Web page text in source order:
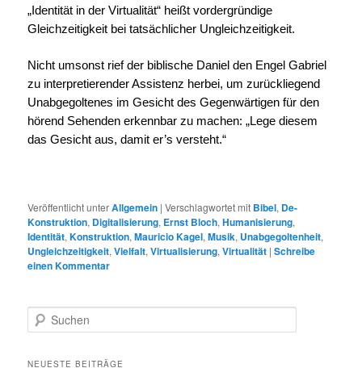
„Identität in der Virtualität“ heißt vordergründige
Gleichzeitigkeit bei tatsächlicher Ungleichzeitigkeit.
Nicht umsonst rief der biblische Daniel den Engel Gabriel
zu interpretierender Assistenz herbei, um zurückliegend
Unabgegoltenes im Gesicht des Gegenwärtigen für den
hörend Sehenden erkennbar zu machen: „Lege diesem
das Gesicht aus, damit er’s versteht.“
Veröffentlicht unterAllgemein |Verschlagwortet mit Bibel, De-
Konstruktion, Digitalisierung, Ernst Bloch,Humanisierung,
Identität,Konstruktion,Mauricio Kagel,Musik, Unabgegoltenheit,
Ungleichzeitigkeit,Vielfalt,Virtualisierung,Virtualität |Schreibe
einen Kommentar
u
h
NEUESTE BEITRÄGE